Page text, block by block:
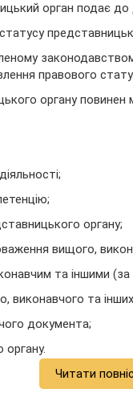
орган подає
правового
органу повинен
органу;
вищого,
та іншими (за
та інших
документа;
Читати